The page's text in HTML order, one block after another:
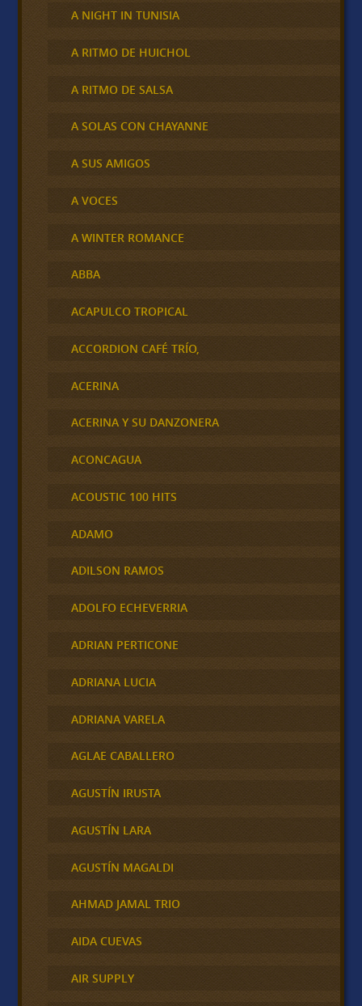
A NIGHT IN TUNISIA
A RITMO DE HUICHOL
A RITMO DE SALSA
A SOLAS CON CHAYANNE
A SUS AMIGOS
A VOCES
A WINTER ROMANCE
ABBA
ACAPULCO TROPICAL
ACCORDION CAFÉ TRÍO,
ACERINA
ACERINA Y SU DANZONERA
ACONCAGUA
ACOUSTIC 100 HITS
ADAMO
ADILSON RAMOS
ADOLFO ECHEVERRIA
ADRIAN PERTICONE
ADRIANA LUCIA
ADRIANA VARELA
AGLAE CABALLERO
AGUSTÍN IRUSTA
AGUSTÍN LARA
AGUSTÍN MAGALDI
AHMAD JAMAL TRIO
AIDA CUEVAS
AIR SUPPLY